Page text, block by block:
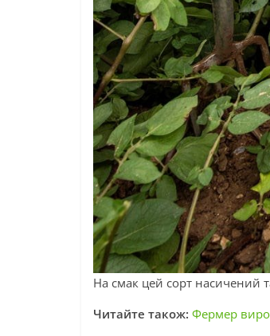
На смак цей сорт насичений
Читайте також: Фермер